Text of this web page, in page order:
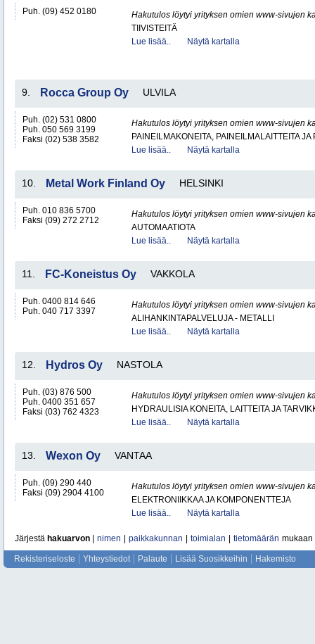
Puh. (09) 452 0180
Hakutulos löytyi yrityksen omien www-sivujen
TIIVISTEITÄ
Lue lisää..
Näytä kartalla
9. Rocca Group Oy ULVILA
Puh. (02) 531 0800
Puh. 050 569 3199
Faksi (02) 538 3582
Hakutulos löytyi yrityksen omien www-sivujen
PAINEILMAKONEITA, PAINEILMALAITTEITA
Lue lisää..
Näytä kartalla
10. Metal Work Finland Oy HELSINKI
Puh. 010 836 5700
Faksi (09) 272 2712
Hakutulos löytyi yrityksen omien www-sivujen
AUTOMAATIOTA
Lue lisää..
Näytä kartalla
11. FC-Koneistus Oy VAKKOLA
Puh. 0400 814 646
Puh. 040 717 3397
Hakutulos löytyi yrityksen omien www-sivujen
ALIHANKINTAPALVELUJA - METALLI
Lue lisää..
Näytä kartalla
12. Hydros Oy NASTOLA
Puh. (03) 876 500
Puh. 0400 351 657
Faksi (03) 762 4323
Hakutulos löytyi yrityksen omien www-sivujen
HYDRAULISIA KONEITA, LAITTEITA JA
Lue lisää..
Näytä kartalla
13. Wexon Oy VANTAA
Puh. (09) 290 440
Faksi (09) 2904 4100
Hakutulos löytyi yrityksen omien www-sivujen
ELEKTRONIIKKAA JA KOMPONENTTEJA
Lue lisää..
Näytä kartalla
Järjestä hakuarvon nimen paikkakunnan toimialan tietomäärän mukaan
Rekisteriseloste Yhteystiedot Palaute Lisää Suosikkeihin Hakemisto